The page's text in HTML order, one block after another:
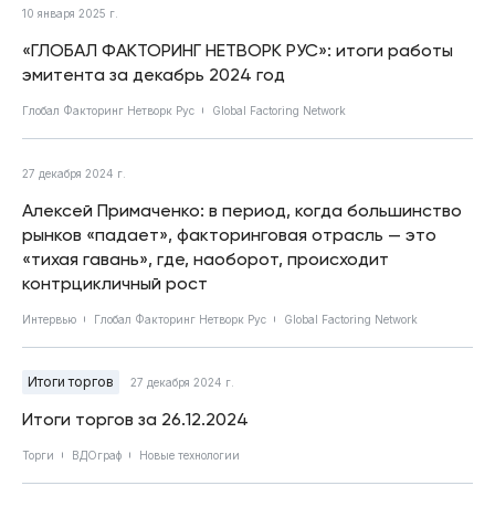
10 января 2025 г.
«ГЛОБАЛ ФАКТОРИНГ НЕТВОРК РУС»: итоги работы
эмитента за декабрь 2024 год
Глобал Факторинг Нетворк Рус Global Factoring Network
27 декабря 2024 г.
Алексей Примаченко: в период, когда большинство
рынков «падает», факторинговая отрасль — это
«тихая гавань», где, наоборот, происходит
контрцикличный рост
Интервью Глобал Факторинг Нетворк Рус Global Factoring Network
Итоги торгов 27 декабря 2024 г.
Итоги торгов за 26.12.2024
Торги ВДОграф Новые технологии